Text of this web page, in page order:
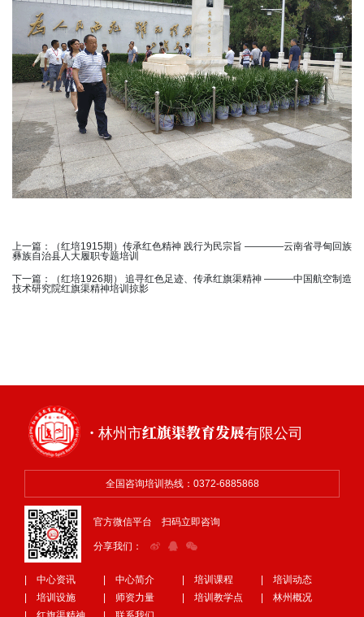
上一篇：
（红培1915期）传承红色精神 践行为民宗旨 ————云南省寻甸回族
彝族自治县人大履职专题培训
下一篇：
（红培1926期） 追寻红色足迹、传承红旗渠精神 ———中国航空制造
技术研究院红旗渠精神培训掠影
· 林州市红旗渠教育发展有限公司
全国咨询培训热线：0372-6885868
官方微信平台 扫码立即咨询
分享我们：
| 中心资讯 | 中心简介 | 培训课程
| 培训动态
| 培训设施
| 师资力量 | 培训教学点
| 林州概况